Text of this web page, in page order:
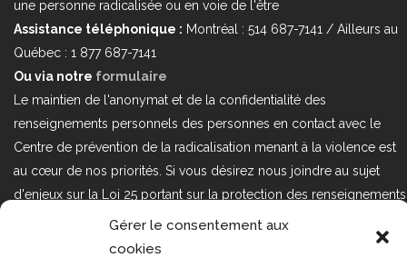
Gérer le consentement aux
cookies
une personne radicalisée ou en voie de l'être
Assistance téléphonique : Montréal : 514 687-7141 / Ailleurs au
Québec : 1 877 687-7141
Ou via notre formulaire
Le maintien de l'anonymat et de la confidentialité des
renseignements personnels des personnes en contact avec le
Centre de prévention de la radicalisation menant à la violence est
au cœur de nos priorités. Si vous désirez nous joindre au sujet
d'enjeux sur la Loi 25 portant sur la protection des renseignements
personnels dans le secteur privé, veuillez communiquer avec
nous à l'adresse courriel suivant : loi25@cprmv.org Pour en savoir